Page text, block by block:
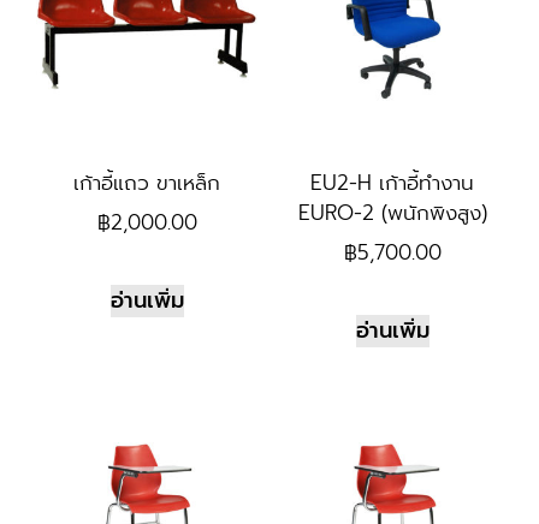
เก้าอี้แถว ขาเหล็ก
฿2,000.00
อ่านเพิ่ม
EU2-H เก้าอี้ทำงาน
EURO-2 (พนักพิงสูง)
฿5,700.00
อ่านเพิ่ม